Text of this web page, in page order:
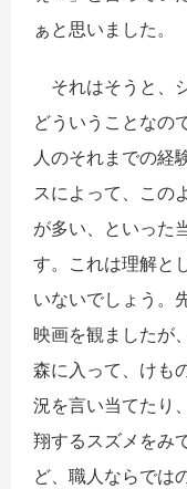
ぁと思いました。
それはそうと、
どういうことなの
人のそれまでの経
スによって、この
が多い、といった
す。これは理解と
いないでしょう。
映画を観ましたが
森に入って、けも
況を言い当てたり
翔するスズメをみ
ど、職人ならでは